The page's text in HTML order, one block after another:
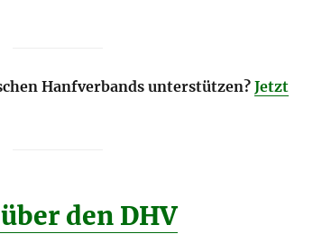
Hanfverbands unterstützen? Jetzt
den DHV